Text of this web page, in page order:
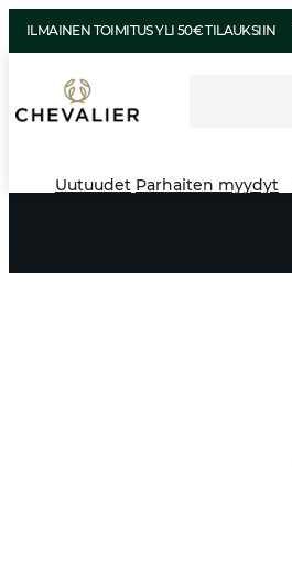
ILMAINEN TOIMITUS YLI 50€ TILAUKSIIN
Uutuudet Parhaiten myydyt